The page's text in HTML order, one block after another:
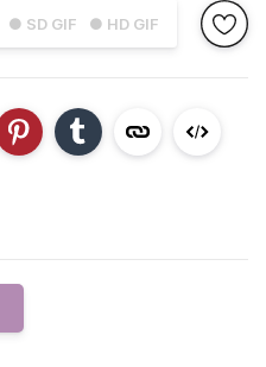
● SD GIF ● HD GIF